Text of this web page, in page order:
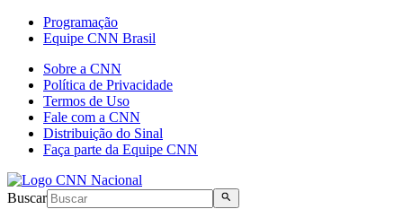
Programação
Equipe CNN Brasil
Sobre a CNN
Política de Privacidade
Termos de Uso
Fale com a CNN
Distribuição do Sinal
Faça parte da Equipe CNN
Buscar